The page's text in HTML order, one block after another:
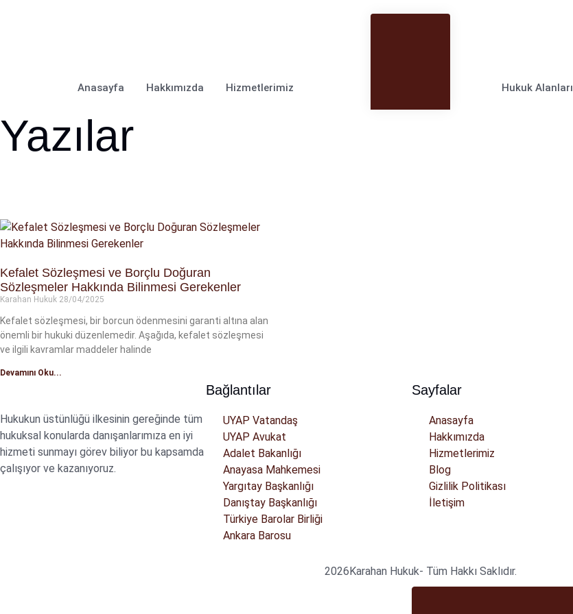
Anasayfa Hakkımızda Hizmetlerimiz Hukuk Alanları
Yazılar
Kefalet Sözleşmesi ve Borçlu Doğuran
Sözleşmeler Hakkında Bilinmesi Gerekenler
Karahan Hukuk 28/04/2025
Kefalet sözleşmesi, bir borcun ödenmesini garanti altına alan
önemli bir hukuki düzenlemedir. Aşağıda, kefalet sözleşmesi
ve ilgili kavramlar maddeler halinde
Devamını Oku...
Hukukun üstünlüğü ilkesinin gereğinde tüm
hukuksal konularda danışanlarımıza en iyi
hizmeti sunmayı görev biliyor bu kapsamda
çalışıyor ve kazanıyoruz.
Bağlantılar
UYAP Vatandaş
UYAP Avukat
Adalet Bakanlığı
Anayasa Mahkemesi
Yargıtay Başkanlığı
Danıştay Başkanlığı
Türkiye Barolar Birliği
Ankara Barosu
Sayfalar
Anasayfa
Hakkımızda
Hizmetlerimiz
Blog
Gizlilik Politikası
İletişim
2026Karahan Hukuk- Tüm Hakkı Saklıdır.